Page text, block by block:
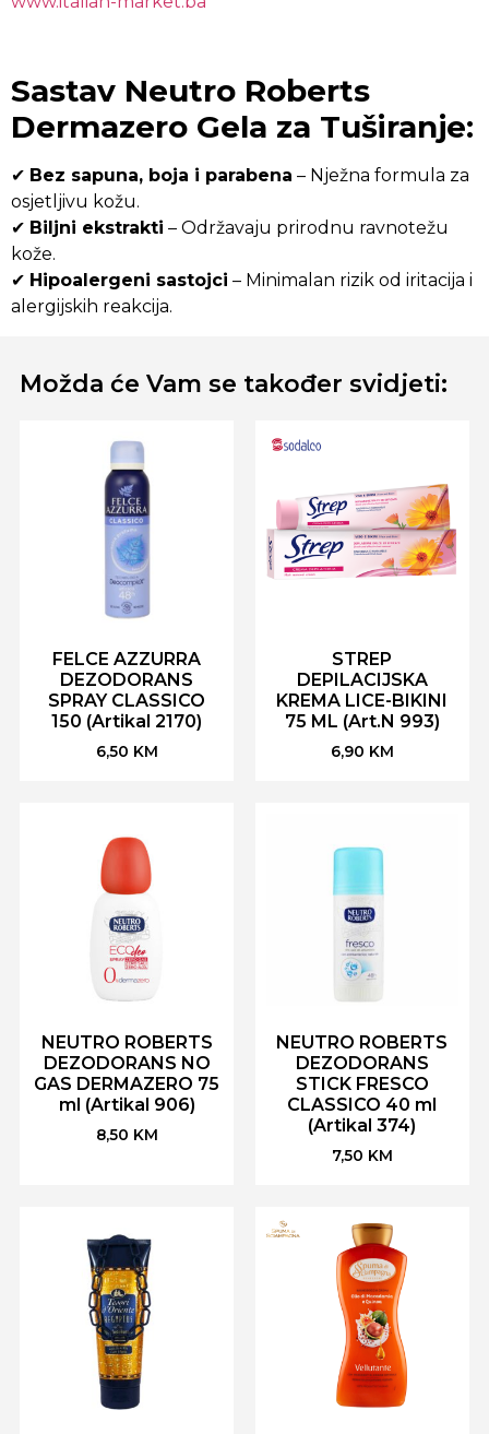
Sastav Neutro Roberts
Dermazero Gela za Tuširanje:
✔ Bez sapuna, boja i parabena – Nježna formula za
osjetljivu kožu.
✔ Biljni ekstrakti – Održavaju prirodnu ravnotežu
kože.
✔ Hipoalergeni sastojci – Minimalan rizik od iritacija i
alergijskih reakcija.
Možda će Vam se također svidjeti:
FELCE AZZURRA
DEZODORANS
SPRAY CLASSICO
150 (Artikal 2170)
6,50 KM
STREP
DEPILACIJSKA
KREMA LICE-BIKINI
75 ML (Art.N 993)
6,90 KM
NEUTRO ROBERTS
DEZODORANS NO
GAS DERMAZERO 75
ml (Artikal 906)
8,50 KM
NEUTRO ROBERTS
DEZODORANS
STICK FRESCO
CLASSICO 40 ml
(Artikal 374)
7,50 KM